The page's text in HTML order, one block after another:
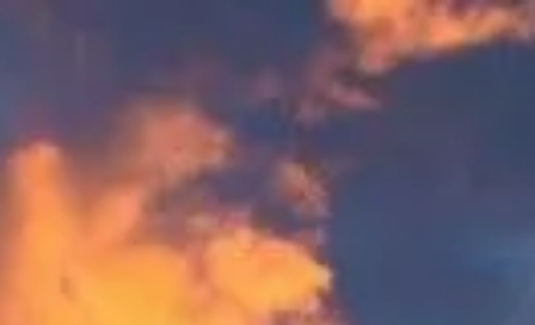
Stonehenge, Amesbury, Salisbury SP4 7DE, Spojené království